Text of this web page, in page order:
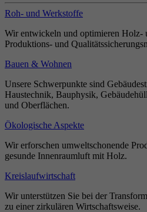
Roh- und Werkstoffe
Wir entwickeln und optimieren Holz-
Produktions- und
Bauen & Wohnen
Unsere Schwerpunkte sind
Haustechnik, Bauphysik,
und Oberflächen.
Ökologische Aspekte
Wir erforschen umweltschonende
gesunde Innenraumluft mit Holz.
Kreislaufwirtschaft
Wir unterstützen Sie bei der
zu einer zirkulären Wirtschaftsweise.